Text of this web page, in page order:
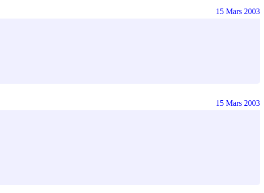
15 Mars 2003
15 Mars 2003